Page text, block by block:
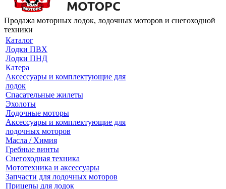
Продажа моторных лодок, лодочных моторов и снегоходной
техники
Каталог
Лодки ПВХ
Лодки ПНД
Катера
Аксессуары и комплектующие для
лодок
Спасательные жилеты
Эхолоты
Лодочные моторы
Аксессуары и комплектующие для
лодочных моторов
Масла / Химия
Гребные винты
Снегоходная техника
Мототехника и аксессуары
Запчасти для лодочных моторов
Прицепы для лодок